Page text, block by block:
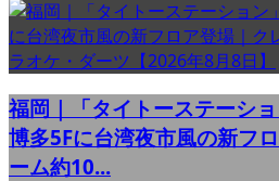
福岡｜「タイトーステーシ
博多5Fに台湾夜市風の新フ
ーム約10...